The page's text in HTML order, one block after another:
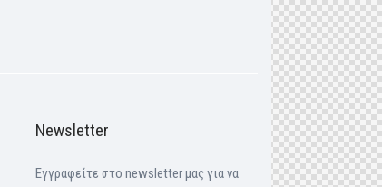
Newsletter
Εγγραφείτε στο newsletter μας για να